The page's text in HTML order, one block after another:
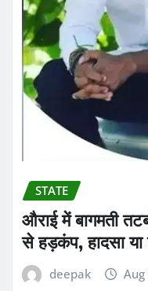
STATE
औराई में बागमती
से हड़कंप, हादसा
deepak